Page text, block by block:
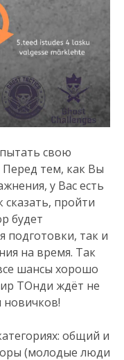
свою
Перед тем, как Вы
у Вас есть
пройти
будет
подготовки, так и
на время. Так
шансы хорошо
ТОнди ждёт не
новичков!
общий и
(молодые люди